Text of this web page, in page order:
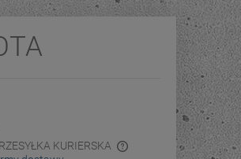
KURIERSKA